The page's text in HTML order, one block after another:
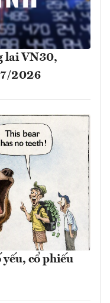
lai VN30,
7/2026
cổ phiếu